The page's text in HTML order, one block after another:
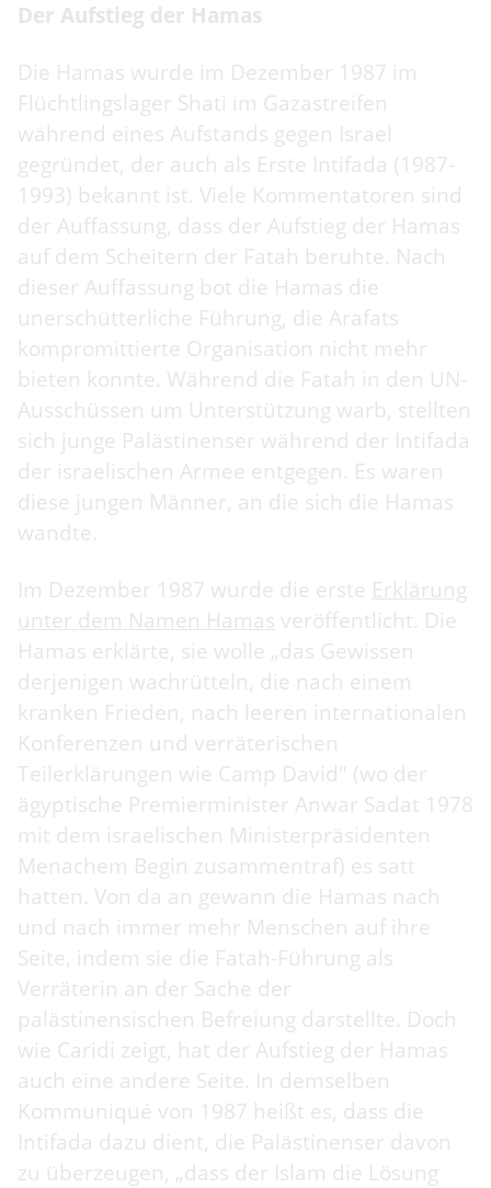
Der Aufstieg der Hamas
Die Hamas wurde im Dezember 1987 im
Flüchtlingslager Shati im Gazastreifen
während eines Aufstands gegen Israel
gegründet, der auch als Erste Intifada (1987-
1993) bekannt ist. Viele Kommentatoren sind
der Auffassung, dass der Aufstieg der Hamas
auf dem Scheitern der Fatah beruhte. Nach
dieser Auffassung bot die Hamas die
unerschütterliche Führung, die Arafats
kompromittierte Organisation nicht mehr
bieten konnte. Während die Fatah in den UN-
Ausschüssen um Unterstützung warb, stellten
sich junge Palästinenser während der Intifada
der israelischen Armee entgegen. Es waren
diese jungen Männer, an die sich die Hamas
wandte.
Im Dezember 1987 wurde die erste Erklärung
unter dem Namen Hamas veröffentlicht. Die
Hamas erklärte, sie wolle „das Gewissen
derjenigen wachrütteln, die nach einem
kranken Frieden, nach leeren internationalen
Konferenzen und verräterischen
Teilerklärungen wie Camp David" (wo der
ägyptische Premierminister Anwar Sadat 1978
mit dem israelischen Ministerpräsidenten
Menachem Begin zusammentraf) es satt
hatten. Von da an gewann die Hamas nach
und nach immer mehr Menschen auf ihre
Seite, indem sie die Fatah-Führung als
Verräterin an der Sache der
palästinensischen Befreiung darstellte. Doch
wie Caridi zeigt, hat der Aufstieg der Hamas
auch eine andere Seite. In demselben
Kommuniqué von 1987 heißt es, dass die
Intifada dazu dient, die Palästinenser davon
zu überzeugen, „dass der Islam die Lösung